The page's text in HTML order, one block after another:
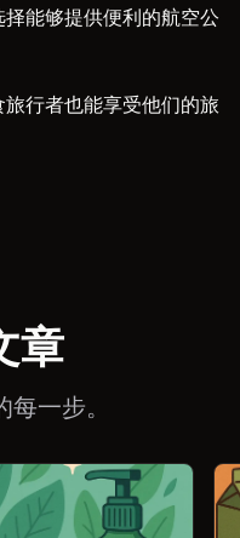
能够提供便利的航空公
行者也能享受他们的旅
章
一步。